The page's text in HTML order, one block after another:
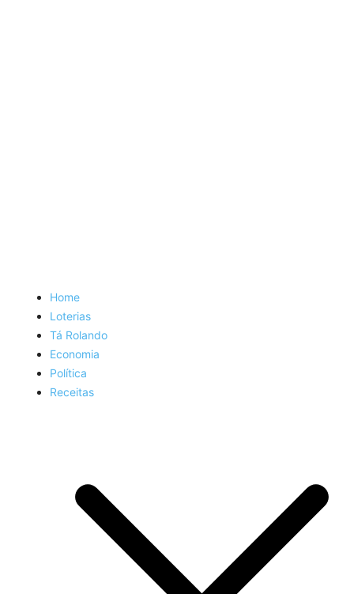
Home
Loterias
Tá Rolando
Economia
Política
Receitas